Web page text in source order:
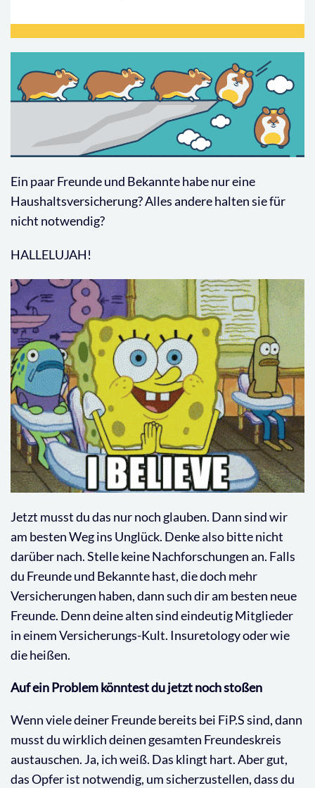
Ein paar Freunde und Bekannte habe nur eine
Haushaltsversicherung? Alles andere halten sie für
nicht notwendig?
HALLELUJAH!
Jetzt musst du das nur noch glauben. Dann sind wir
am besten Weg ins Unglück. Denke also bitte nicht
darüber nach. Stelle keine Nachforschungen an. Falls
du Freunde und Bekannte hast, die doch mehr
Versicherungen haben, dann such dir am besten neue
Freunde. Denn deine alten sind eindeutig Mitglieder
in einem Versicherungs-Kult. Insuretology oder wie
die heißen.
Auf ein Problem könntest du jetzt noch stoßen
Wenn viele deiner Freunde bereits bei FiP.S sind, dann
musst du wirklich deinen gesamten Freundeskreis
austauschen. Ja, ich weiß. Das klingt hart. Aber gut,
das Opfer ist notwendig, um sicherzustellen, dass du